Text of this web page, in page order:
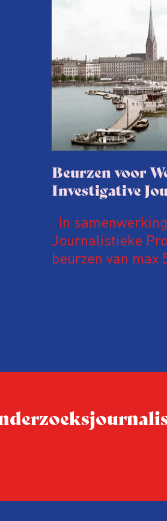
Beurzen voor
Investigative
In
Journalistieke
beurzen van